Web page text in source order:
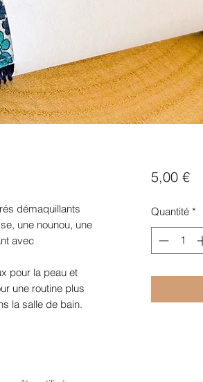
démaquillants
une nounou, une
avec
pour la peau et
une routine plus
la salle de bain.
5,00 €Prix
Quantité *